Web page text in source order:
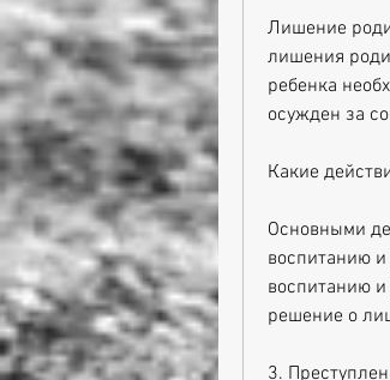
Лишение
лишения
ребенка
осужден за
Какие
Основными
воспитанию и
воспитанию и
решение о
3.